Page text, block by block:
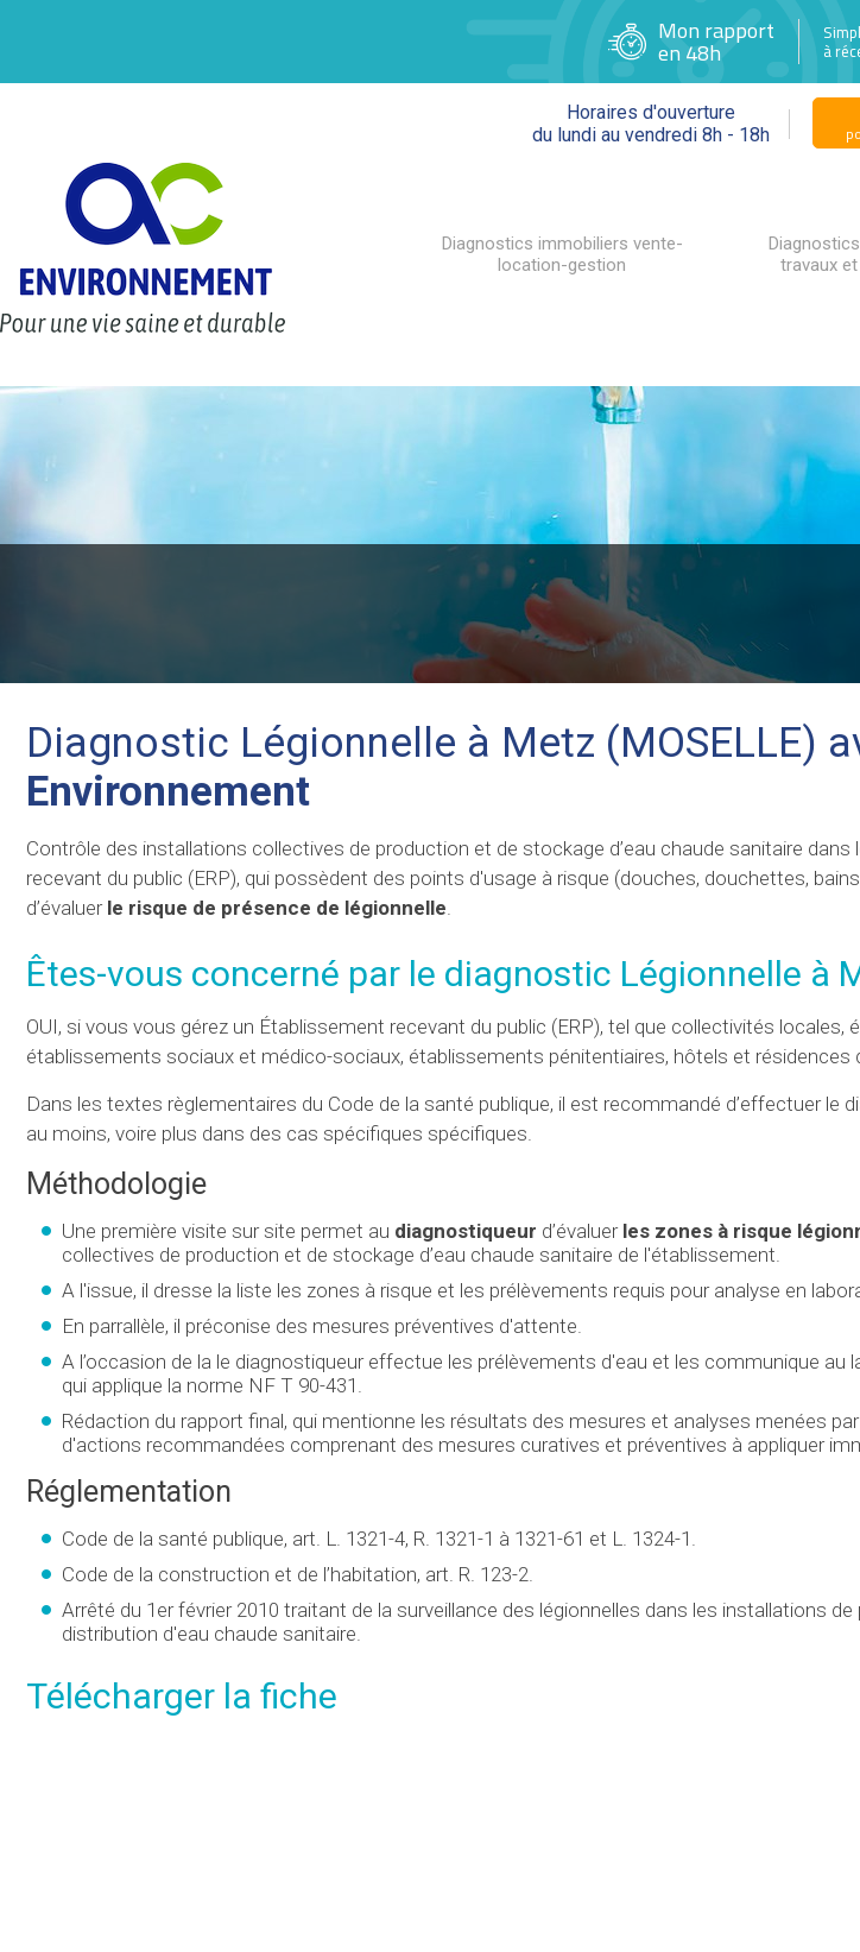
Mon rapport
en 48h à
Horaires d'ouverture
du lundi au vendredi 8h - 18h
Diagnostics immobiliers vente-
location-gestion
travaux
Diagnostic Légionnelle à Metz (MOSELLE)
Environnement
Contrôle des installations collectives de production et de stockage d’eau chaude sanitaire
recevant du public (ERP), qui possèdent des points d'usage à risque (douches, douchettes,
d’évaluer le risque de présence de légionnelle.
Êtes-vous concerné par le diagnostic Légionnelle à
OUI, si vous vous gérez un Établissement recevant du public (ERP), tel que collectivités locales,
établissements sociaux et médico-sociaux, établissements pénitentiaires, hôtels et résidences
Dans les textes règlementaires du Code de la santé publique, il est recommandé d’effectuer le
au moins, voire plus dans des cas spécifiques spécifiques.
Méthodologie
Une première visite sur site permet au diagnostiqueur d’évaluer les zones à risque
collectives de production et de stockage d’eau chaude sanitaire de l'établissement.
A l'issue, il dresse la liste les zones à risque et les prélèvements requis pour analyse en
En parrallèle, il préconise des mesures préventives d'attente.
A l’occasion de la le diagnostiqueur effectue les prélèvements d'eau et les communique au
qui applique la norme NF T 90-431.
Rédaction du rapport final, qui mentionne les résultats des mesures et analyses menées
d'actions recommandées comprenant des mesures curatives et préventives à appliquer
Réglementation
Code de la santé publique, art. L. 1321-4, R. 1321-1 à 1321-61 et L. 1324-1.
Code de la construction et de l’habitation, art. R. 123-2.
Arrêté du 1er février 2010 traitant de la surveillance des légionnelles dans les installations
distribution d'eau chaude sanitaire.
Télécharger la fiche